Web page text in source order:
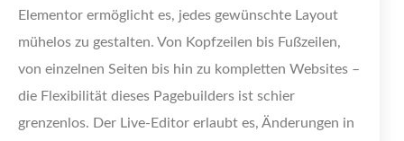
Elementor ermöglicht es, jedes gewünschte Layout
mühelos zu gestalten. Von Kopfzeilen bis Fußzeilen,
von einzelnen Seiten bis hin zu kompletten Websites –
die Flexibilität dieses Pagebuilders ist schier
grenzenlos. Der Live-Editor erlaubt es, Änderungen in